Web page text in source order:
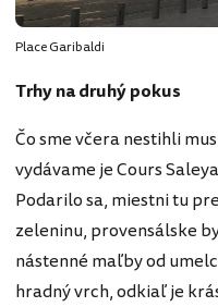
Place Garibaldi
Trhy na druhý pokus
Čo sme včera nestihli
vydávame je Cours
Podarilo sa, miestni tu
zeleninu, provensálske
nástenné maľby od
hradný vrch, odkiaľ je